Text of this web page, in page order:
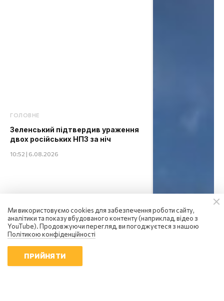
ГОЛОВНЕ
Зеленський підтвердив ураження
двох російських НПЗ за ніч
10:52 | 6.08.2026
Ми використовуємо cookies для забезпечення роботи сайту,
аналітики та показу вбудованого контенту (наприклад, відео з
YouTube). Продовжуючи перегляд, ви погоджуєтеся з нашою
Політикою конфіденційності
ПРИЙНЯТИ